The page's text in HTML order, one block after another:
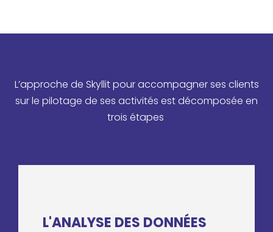
L’approche de Skyllit pour accompagner ses clients
sur le pilotage de ses activités est décomposée en
trois étapes
L'ANALYSE DES DONNÉES